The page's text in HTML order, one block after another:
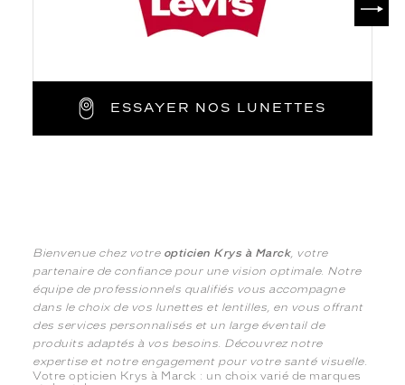
ESSAYER NOS LUNETTES
Bienvenue chez votre opticien Krys à Marck, votre
partenaire de confiance pour une vision optimale. Notre
équipe de professionnels qualifiés vous accompagne
dans le choix de vos lunettes et lentilles, en vous offrant
des services personnalisés et un large éventail de
produits adaptés à vos besoins. Découvrez notre
expertise et notre engagement pour votre santé visuelle.
Votre opticien Krys à Marck : un choix varié de marques